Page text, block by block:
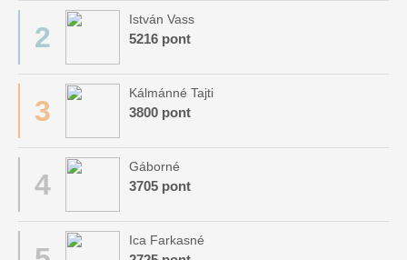
2
István Vass
5216 pont
3
Kálmánné Tajti
3800 pont
4
Gáborné
3705 pont
Ica Farkasné